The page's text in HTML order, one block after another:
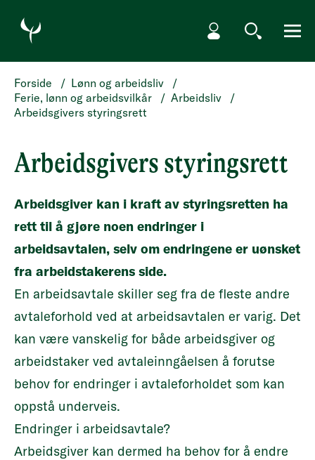
HOPP TIL HOVEDINNHOLD
Min side
Søk Meny
Forside / Lønn og arbeidsliv
/
Ferie, lønn og arbeidsvilkår
/ Arbeidsliv
/
Arbeidsgivers styringsrett
Arbeidsgivers styringsrett
Arbeidsgiver kan i kraft av styringsretten ha
rett til å gjøre noen endringer i
arbeidsavtalen, selv om endringene er uønsket
fra arbeidstakerens side.
En arbeidsavtale skiller seg fra de fleste andre
avtaleforhold ved at arbeidsavtalen er varig. Det
kan være vanskelig for både arbeidsgiver og
arbeidstaker ved avtaleinngåelsen å forutse
behov for endringer i avtaleforholdet som kan
oppstå underveis.
Endringer i arbeidsavtale?
Arbeidsgiver kan dermed ha behov for å endre